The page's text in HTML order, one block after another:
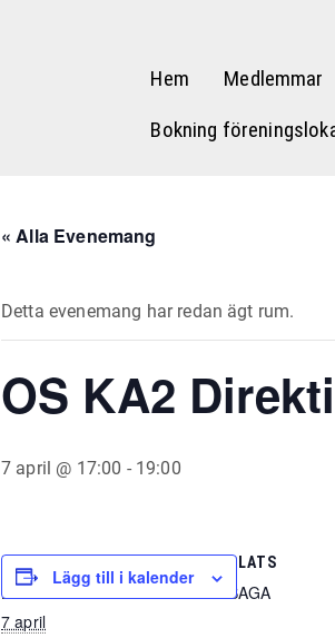
Hem Medlemmar
Bokning
« Alla Evenemang
Detta evenemang har redan ägt rum.
OS KA2
7 april @ 17:00 - 19:00
Lägg till i kalender
DETALJER
Datum:
7 april
PLATS
SAGA